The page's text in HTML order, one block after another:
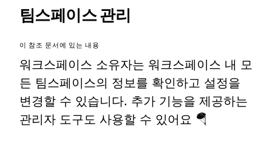
팀스페이스 관리
이 참조 문서에 있는 내용
워크스페이스 소유자는 워크스페이스 내 모
든 팀스페이스의 정보를 확인하고 설정을
변경할 수 있습니다. 추가 기능을 제공하는
관리자 도구도 사용할 수 있어요 🪂